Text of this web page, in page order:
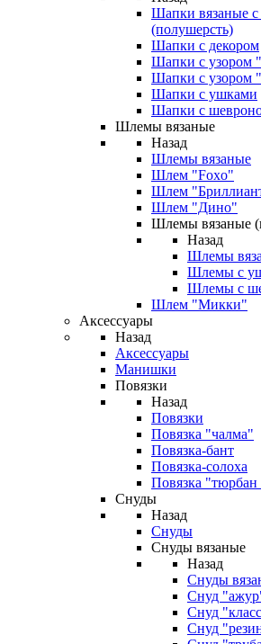
Шапки вязаные с
(полушерсть)
Шапки с декором
Шапки с узором
Шапки с узором
Шапки с ушками
Шапки с
Шлемы вязаные
Назад
Шлемы вязаные
Шлем "Foxo"
Шлем
Шлем "Дино"
Шлемы вязаные
Назад
Шлемы
Шлемы с
Шлемы с
Шлем "Микки"
Аксессуары
Назад
Аксессуары
Манишки
Повязки
Назад
Повязки
Повязка "чалма"
Повязка-бант
Повязка-солоха
Повязка
Снуды
Назад
Снуды
Снуды вязаные
Назад
Снуды
Снуд
Снуд
Снуд